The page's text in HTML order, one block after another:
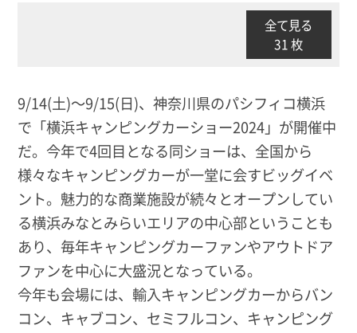
全て見る
31 枚
9/14(土)～9/15(日)、神奈川県のパシフィコ横浜
で「横浜キャンピングカーショー2024」が開催中
だ。今年で4回目となる同ショーは、全国から
様々なキャンピングカーが一堂に会すビッグイベ
ント。魅力的な商業施設が続々とオープンしてい
る横浜みなとみらいエリアの中心部ということも
あり、毎年キャンピングカーファンやアウトドア
ファンを中心に大盛況となっている。
今年も会場には、輸入キャンピングカーからバン
コン、キャブコン、セミフルコン、キャンピング